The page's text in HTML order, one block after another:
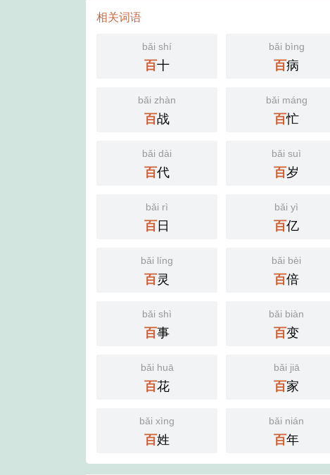
相关词语
bǎi shí
百十
bǎi bìng
百病
bǎi zhàn
百战
bǎi máng
百忙
bǎi dài
百代
bǎi suì
百岁
bǎi rì
百日
bǎi yì
百亿
bǎi líng
百灵
bǎi bèi
百倍
bǎi shì
百事
bǎi biàn
百变
bǎi huā
百花
bǎi jiā
百家
bǎi xìng
百姓
bǎi nián
百年